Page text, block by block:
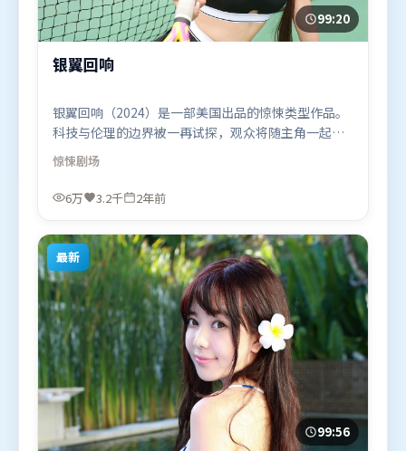
99:20
银翼回响
银翼回响（2024）是一部美国出品的惊悚类型作品。
科技与伦理的边界被一再试探，观众将随主角一起经
历道德震荡。人物关系网复杂却不凌乱，每场对手戏
都推动信息增量。由丹尼斯·维伦纽瓦执导，张家
辉、基里安·墨菲、黄渤，刘德华等联袂出演。影片
喜欢惊悚题材的观众观看。
惊悚剧场
6万 3.2千 2年前
最新
99:56